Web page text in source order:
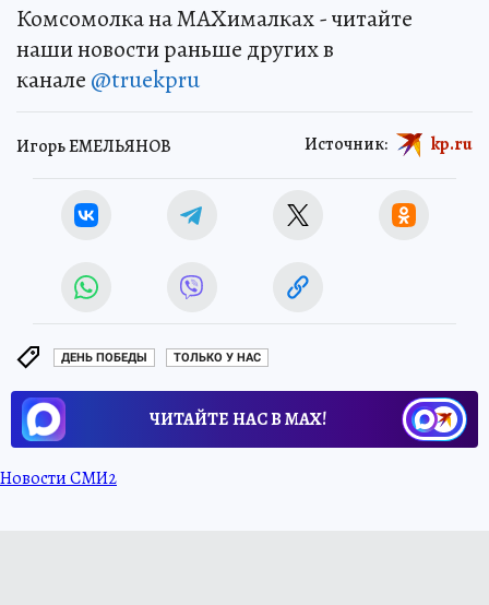
Комсомолка на MAXималках - читайте
наши новости раньше других в
канале @truekpru
Игорь ЕМЕЛЬЯНОВ Источник: kp.ru
ДЕНЬ ПОБЕДЫ ТОЛЬКО У НАС
ЧИТАЙТЕ НАС В МАХ!
Новости СМИ2